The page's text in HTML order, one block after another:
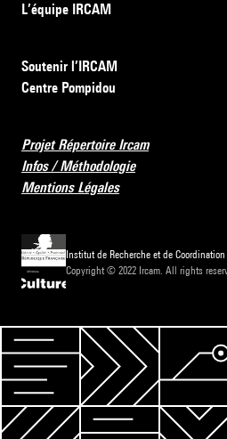
L’équipe IRCAM
Soutenir l’IRCAM
Centre Pompidou
Projet Répertoire Ircam
Infos / Méthodologie
Mentions Légales
Institut de Recherche et de
Copyright © 2022 Ircam. All rights